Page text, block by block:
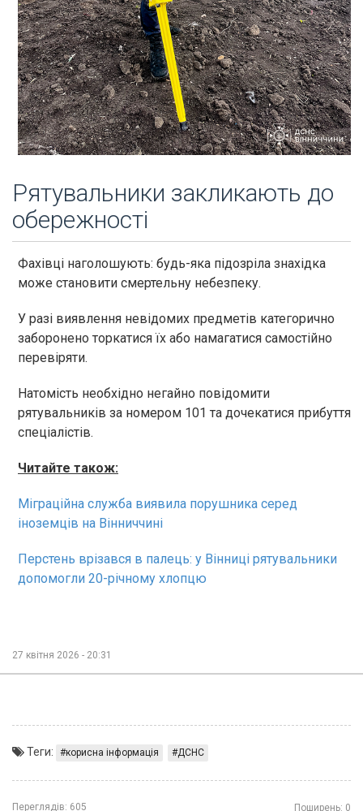
Рятувальники закликають до
обережності
Фахівці наголошують: будь-яка підозріла знахідка
може становити смертельну небезпеку.
У разі виявлення невідомих предметів категорично
заборонено торкатися їх або намагатися самостійно
перевіряти.
Натомість необхідно негайно повідомити
рятувальників за номером 101 та дочекатися прибуття
спеціалістів.
Читайте також:
Міграційна служба виявила порушника серед
іноземців на Вінниччині
Перстень врізався в палець: у Вінниці рятувальники
допомогли 20-річному хлопцю
27 квітня 2026 - 20:31
Теги: корисна інформація ДСНС
Переглядів: 605 Поширень: 0